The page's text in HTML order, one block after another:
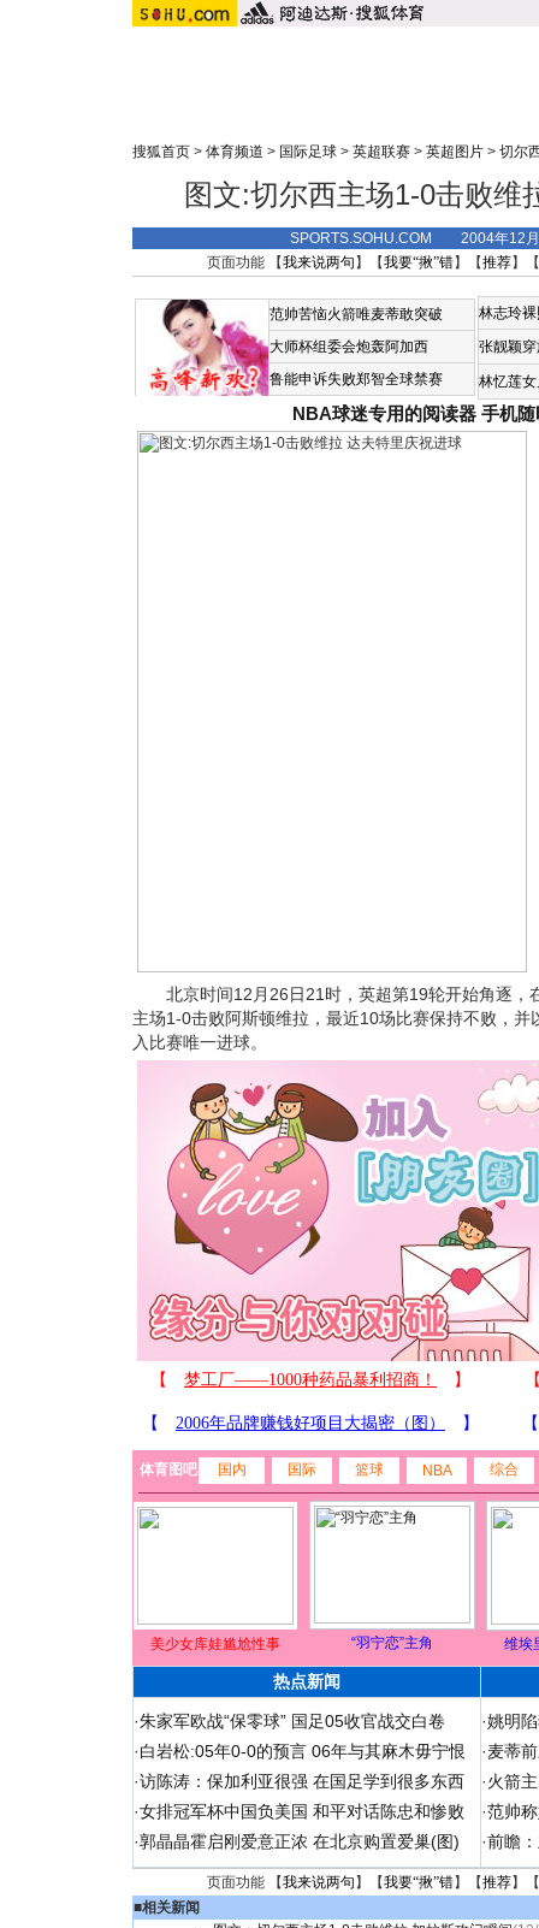
搜狐首页 > 体育频道 > 国际足球 > 英超联赛 > 英超图片 > 切尔
图文:切尔西主场1-0击败维
SPORTS.SOHU.COM 2004年12
页面功能 【我来说两句 】【我要“揪”错】【推荐】
范帅苦恼火箭唯麦蒂敢突破
大师杯组委会炮轰阿加西
鲁能申诉失败郑智全球禁赛
林志玲
张靓颖
林忆莲
NBA球迷专用的阅读器 手机
北京时间12月26日21时，英超第19轮开始角逐，
主场1-0击败阿斯顿维拉，最近10场比赛保持不败，
入比赛唯一进球。
体育图吧 国内 国际 篮球 NBA 综合
美少女库娃尴尬性事 “羽宁恋”主角 维埃
热点新闻
·朱家军欧战“保零球” 国足05收官战交白卷
·白岩松:05年0-0的预言 06年与其麻木毋宁恨
·访陈涛：保加利亚很强 在国足学到很多东西
·女排冠军杯中国负美国 和平对话陈忠和惨败
·郭晶晶霍启刚爱意正浓 在北京购置爱巢(图)
·姚明
·麦蒂
·火箭
·范帅
·前瞻
页面功能 【我来说两句 】【我要“揪”错】【推荐】
■相关新闻